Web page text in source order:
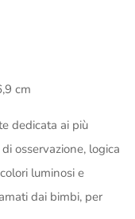
cm
dedicata ai più
osservazione, logica
luminosi e
dai bimbi, per